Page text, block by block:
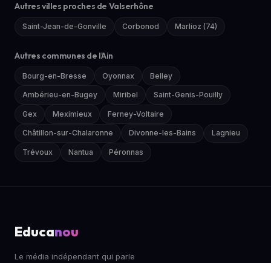
Autres villes proches de Valserhône
Saint-Jean-de-Gonville Corbonod Marlioz (74)
Autres communes de l'Ain
Bourg-en-Bresse Oyonnax Belley
Ambérieu-en-Bugey Miribel Saint-Genis-Pouilly
Gex Meximieux Ferney-Voltaire
Châtillon-sur-Chalaronne Divonne-les-Bains Lagnieu
Trévoux Nantua Péronnas
Educanou
Le média indépendant qui parle